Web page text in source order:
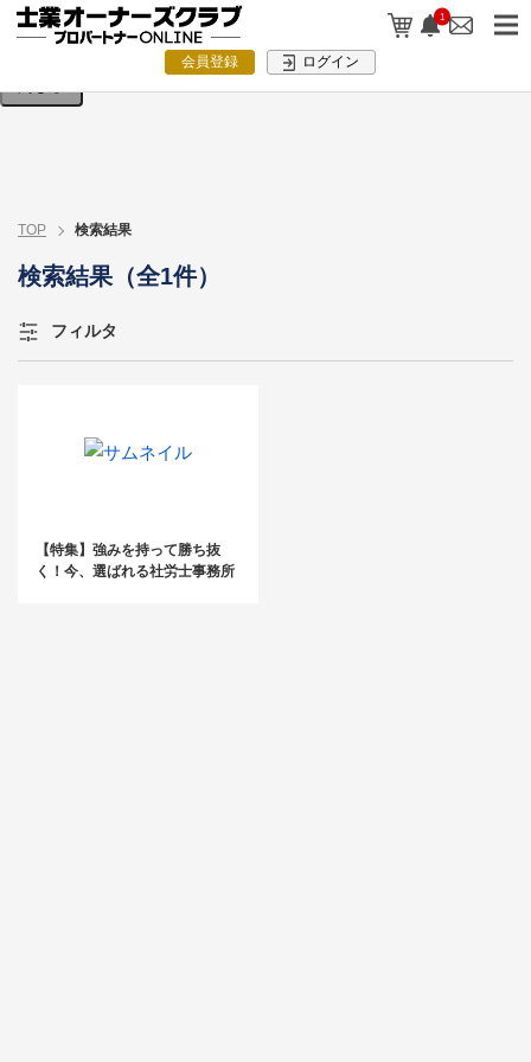
1
会員登録 ログイン
検索条件を入力してください。
TOP 検索結果
検索結果（全1件）
フィルタ
【特集】強みを持って勝ち抜
く！今、選ばれる社労士事務所